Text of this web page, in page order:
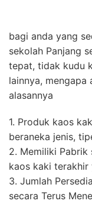
bagi anda yang
sekolah Panjang
tepat, tidak kudu
lainnya, mengapa
alasannya
1. Produk kaos
beraneka jenis,
2. Memiliki Pabrik
kaos kaki terakhir
3. Jumlah
secara Terus